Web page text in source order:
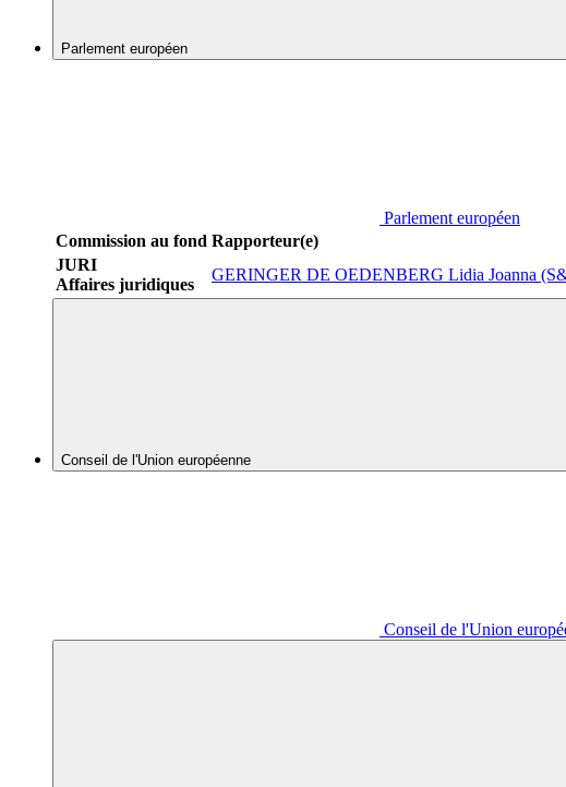
Parlement européen
Parlement européen
Commission au fond Rapporteur(e)
JURI
Affaires juridiques
GERINGER DE OEDENBERG Lidia Joanna
Conseil de l'Union européenne
Conseil de l'Union